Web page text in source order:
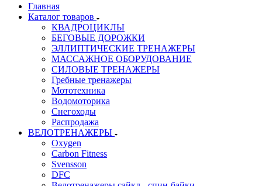
Главная
Каталог товаров
КВАДРОЦИКЛЫ
БЕГОВЫЕ ДОРОЖКИ
ЭЛЛИПТИЧЕСКИЕ ТРЕНАЖЕРЫ
МАССАЖНОЕ ОБОРУДОВАНИЕ
СИЛОВЫЕ ТРЕНАЖЕРЫ
Гребные тренажеры
Мототехника
Водомоторика
Снегоходы
Распродажа
ВЕЛОТРЕНАЖЕРЫ
Oxygen
Carbon Fitness
Svensson
DFC